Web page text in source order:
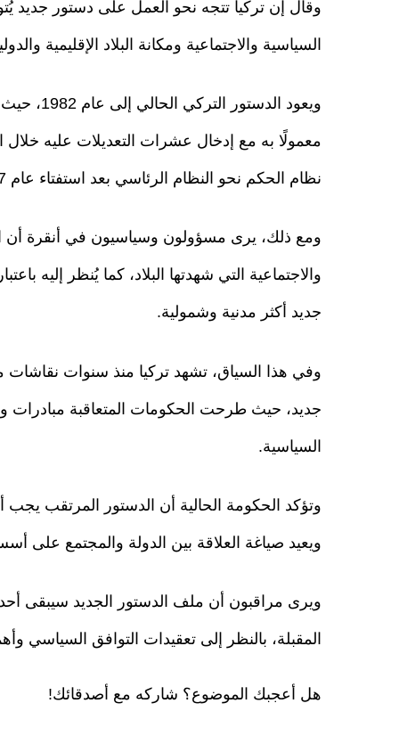
السياسية والاجتماعية ومكانة البلاد الإقليمية
معمولًا به مع إدخال عشرات التعديلات عليه خلال
نظام الحكم نحو النظام الرئاسي بعد استفتاء عام 2017.
ومع ذلك، يرى مسؤولون وسياسيون في أنقرة أن
والاجتماعية التي شهدتها البلاد، كما يُنظر إليه
جديد أكثر مدنية وشمولية.
وفي هذا السياق، تشهد تركيا منذ سنوات
جديد، حيث طرحت الحكومات المتعاقبة مبادرات
السياسية.
وتؤكد الحكومة الحالية أن الدستور المرتقب يجب
ويعيد صياغة العلاقة بين الدولة والمجتمع على
ويرى مراقبون أن ملف الدستور الجديد سيبقى
المقبلة، بالنظر إلى تعقيدات التوافق السياسي
هل أعجبك الموضوع؟ شاركه مع أصدقائك!